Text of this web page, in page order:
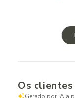
Os clientes
Gerado por IA a